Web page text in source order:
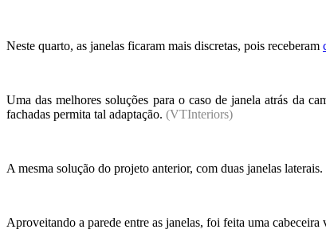
Neste quarto, as janelas ficaram mais discretas, pois receberam
Uma das melhores soluções para o caso de janela atrás da
fachadas permita tal adaptação. (VTInteriors)
A mesma solução do projeto anterior, com duas janelas
Aproveitando a parede entre as janelas, foi feita uma